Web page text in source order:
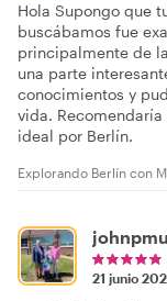
Hola Supongo que
buscábamos fue
principalmente de
una parte
conocimientos y
vida.
ideal por Berlín.
Explorando Berlín con
21 junio